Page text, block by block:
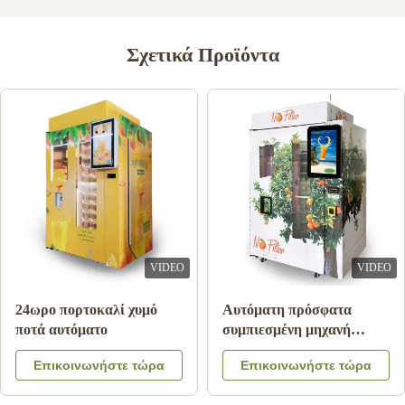
Σχετικά Προϊόντα
VIDEO
χυμού
πληρωμής
με το
τώρα
VIDEO
24ωρο πορτοκαλί χυμό
ποτά αυτόματο
Επικοινωνήστε τώρα
πώλησης